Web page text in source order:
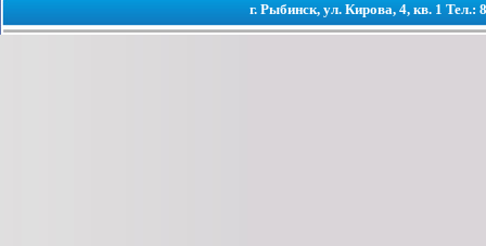
г. Рыбинск, ул. Кирова, 4, кв. 1 Тел.: